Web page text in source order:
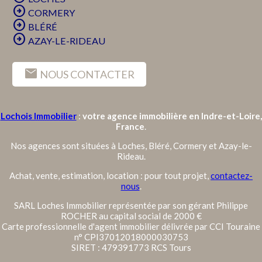
arrow_circle_right CORMERY
arrow_circle_right BLÉRÉ
arrow_circle_right AZAY-LE-RIDEAU
mail NOUS CONTACTER
Lochois Immobilier: votre agence immobilière en Indre-et-Loire,
France.
Nos agences sont situées à Loches, Bléré, Cormery et Azay-le-
Rideau.
Achat, vente, estimation, location : pour tout projet,contactez-
nous.
SARL Loches Immobilier représentée par son gérant Philippe
ROCHER au capital social de 2000 €
Carte professionnelle d'agent immobilier délivrée par CCI Touraine
n° CPI37012018000030753
SIRET : 479391773 RCS Tours